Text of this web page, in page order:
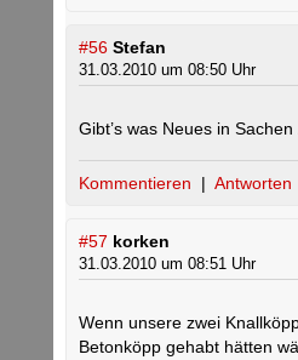
#56 Stefan
31.03.2010 um 08:50 Uhr
Gibt’s was Neues in
Kommentieren | Antworten
#57 korken
31.03.2010 um 08:51 Uhr
Wenn unsere zwei
Betonköpp gehabt hätten